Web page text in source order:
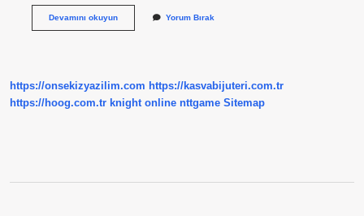
Devamını okuyunIş
Yorum Bırak
https://onsekizyazilim.com https://kasvabijuteri.com.tr
https://hoog.com.tr knight online nttgame Sitemap